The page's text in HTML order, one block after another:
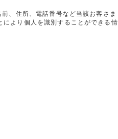
、住所、電話番号など当該お客さま
より個人を識別することができる情